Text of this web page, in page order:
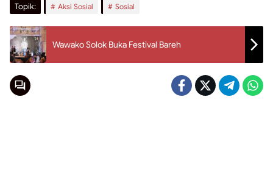
Topik: Aksi Sosial Sosial
Wawako Solok Buka Festival Bareh